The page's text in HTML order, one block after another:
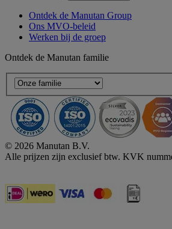
Ontdek de Manutan Group
Ons MVO-beleid
Werken bij de groep
Ontdek de Manutan familie
© 2026 Manutan B.V.
Alle prijzen zijn exclusief btw. KVK